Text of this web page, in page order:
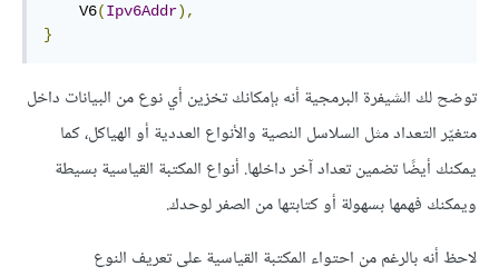
    V6
(Ipv6Addr),
}
توضح لك الشيفرة البرمجية أنه بإمكانك تخزين أي نوع من البيانات داخل
متغيّر التعداد مثل السلاسل النصية والأنواع العددية أو الهياكل، كما
يمكنك أيضًا تضمين تعداد آخر داخلها. أنواع المكتبة القياسية بسيطة
ويمكنك فهمها بسهولة أو كتابتها من الصفر لوحدك.
لاحظ أنه بالرغم من احتواء المكتبة القياسية على تعريف النوع